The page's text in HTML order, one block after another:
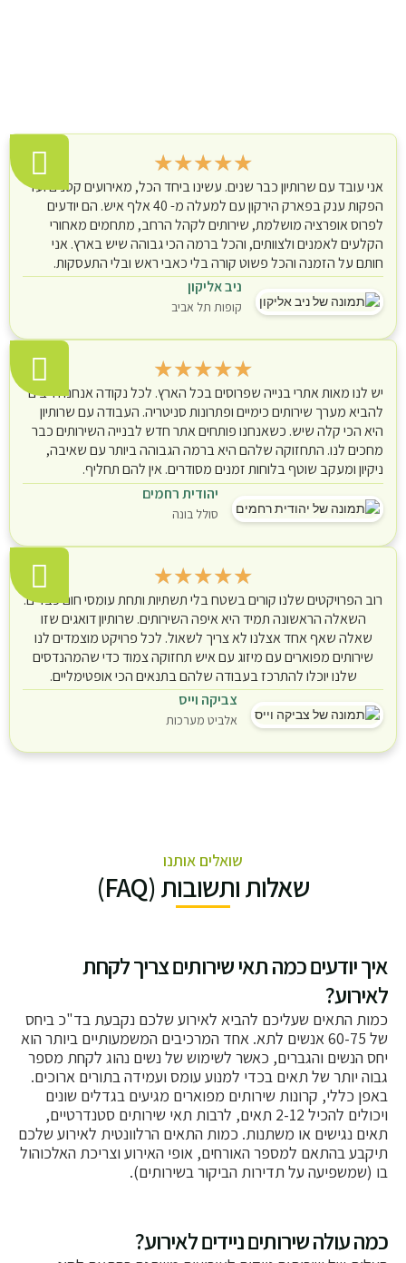
★
★
★
★
★
אני עובד עם שרותיון כבר שנים. עשינו ביחד הכל, מאירועים קטנים ועד
הפקות ענק בפארק הירקון עם למעלה מ- 40 אלף איש. הם יודעים
לפרוס אופרציה מושלמת, שירותים לקהל הרחב, מתחמים מאחורי
הקלעים לאמנים ולצוותים, והכל ברמה הכי גבוהה שיש בארץ. אני
חותם על הזמנה והכל פשוט קורה בלי כאבי ראש ובלי התעסקות.
ניב אליקון
קופות תל אביב
★
★
★
★
★
יש לנו מאות אתרי בנייה שפרוסים בכל הארץ. לכל נקודה אנחנו חייבים
להביא מערך שירותים כימיים ופתרונות סניטריה. העבודה עם שרותיון
היא הכי קלה שיש. כשאנחנו פותחים אתר חדש לבנייה השירותים כבר
מחכים לנו. התחזוקה שלהם היא ברמה הגבוהה ביותר עם שאיבה,
ניקיון ומעקב שוטף בלוחות זמנים מסודרים. אין להם תחליף.
יהודית רחמים
סולל בונה
★
★
★
★
★
רוב הפרויקטים שלנו קורים בשטח בלי תשתיות ותחת עומסי חום כבדים.
השאלה הראשונה תמיד היא איפה השירותים. שרותיון דואגים שזו
שאלה שאף אחד אצלנו לא צריך לשאול. לכל פרויקט מוצמדים לנו
שירותים מפוארים עם מיזוג עם איש תחזוקה צמוד כדי שהמהנדסים
שלנו יוכלו להתרכז בעבודה שלהם בתנאים הכי אופטימליים.
צביקה וייס
אלביט מערכות
שואלים אותנו
שאלות ותשובות (FAQ)
איך יודעים כמה תאי שירותים צריך לקחת
לאירוע?
כמות התאים שעליכם להביא לאירוע שלכם נקבעת בד"כ ביחס
של 60-75 אנשים לתא. אחד המרכיבים המשמעותיים ביותר הוא
יחס הנשים והגברים, כאשר לשימוש של נשים נהוג לקחת מספר
גבוה יותר של תאים בכדי למנוע עומס ועמידה בתורים ארוכים.
באפן כללי, קרונות שירותים מפוארים מגיעים בגדלים שונים
ויכולים להכיל 2-12 תאים, לרבות תאי שירותים סטנדרטיים,
תאים נגישים או משתנות. כמות התאים הרלוונטית לאירוע שלכם
תיקבע בהתאם למספר האורחים, אופי האירוע וצריכת האלכוהול
בו (שמשפיעה על תדירות הביקור בשירותים).
כמה עולה שירותים ניידים לאירוע?